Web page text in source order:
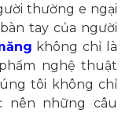
thường e ngại
tay của người
không chỉ là
nghệ thuật
tôi không chỉ
nên những câu